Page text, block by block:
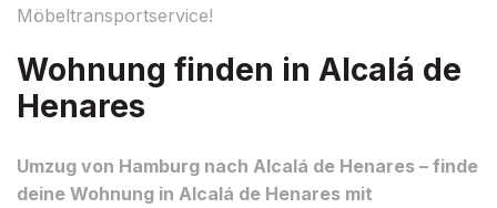
Möbeltransportservice!
Wohnung finden in Alcalá de
Henares
Umzug von Hamburg nach Alcalá de Henares – finde
deine Wohnung in Alcalá de Henares mit